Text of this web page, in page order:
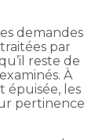
demandes
par
reste de
À
épuisée, les
pertinence